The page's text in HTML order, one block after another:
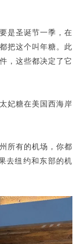
是圣诞节一季，在
把这个叫年糖。此
，这些都决定了它
妃糖在美国西海岸
所有的机场，你都
去纽约和东部的机